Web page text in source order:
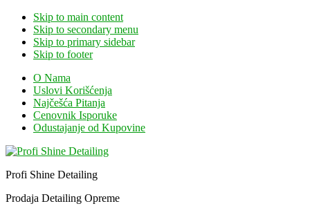
Skip to main content
Skip to secondary menu
Skip to primary sidebar
Skip to footer
O Nama
Uslovi Korišćenja
Najčešća Pitanja
Cenovnik Isporuke
Odustajanje od Kupovine
Profi Shine Detailing
Prodaja Detailing Opreme